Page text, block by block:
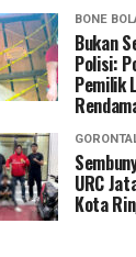
BONE
Bukan
Polisi:
Pemilik
URC
Kota